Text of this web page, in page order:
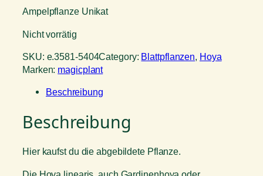
Ampelpflanze Unikat
Nicht vorrätig
SKU: e.3581-5404Category: Blattpflanzen, Hoya
Marken: magicplant
Beschreibung
Beschreibung
Hier kaufst du die abgebildete Pflanze.